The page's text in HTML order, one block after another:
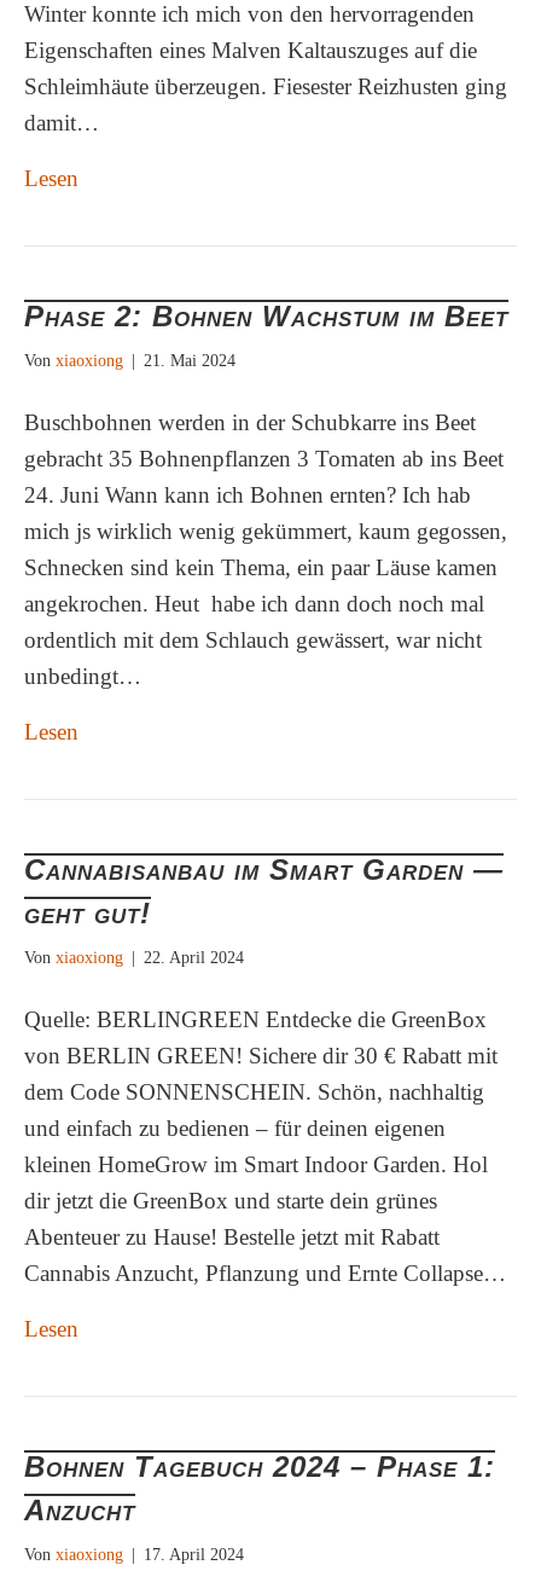
Winter konnte ich mich von den hervorragenden
Eigenschaften eines Malven Kaltauszuges auf die
Schleimhäute überzeugen. Fiesester Reizhusten ging
damit…
Lesen
Phase 2: Bohnen Wachstum im Beet
Von xiaoxiong 21. Mai 2024
Buschbohnen werden in der Schubkarre ins Beet
gebracht 35 Bohnenpflanzen 3 Tomaten ab ins Beet
24. Juni Wann kann ich Bohnen ernten? Ich hab
mich js wirklich wenig gekümmert, kaum gegossen,
Schnecken sind kein Thema, ein paar Läuse kamen
angekrochen. Heut habe ich dann doch noch mal
ordentlich mit dem Schlauch gewässert, war nicht
unbedingt…
Lesen
Cannabisanbau im Smart Garden —
geht gut!
Von xiaoxiong 22. April 2024
Quelle: BERLINGREEN Entdecke die GreenBox
von BERLIN GREEN! Sichere dir 30 € Rabatt mit
dem Code SONNENSCHEIN. Schön, nachhaltig
und einfach zu bedienen – für deinen eigenen
kleinen HomeGrow im Smart Indoor Garden. Hol
dir jetzt die GreenBox und starte dein grünes
Abenteuer zu Hause! Bestelle jetzt mit Rabatt
Cannabis Anzucht, Pflanzung und Ernte Collapse…
Lesen
Bohnen Tagebuch 2024 – Phase 1:
Anzucht
Von xiaoxiong 17. April 2024